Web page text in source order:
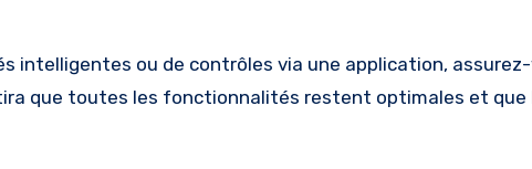
intelligentes ou de contrôles via une application,
que toutes les fonctionnalités restent optimales et que